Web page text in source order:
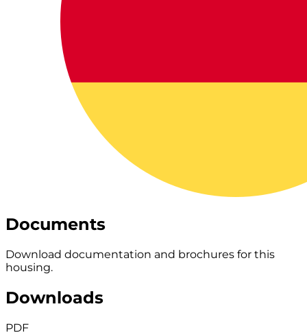
Documents
Download documentation and brochures for this
housing.
Downloads
PDF